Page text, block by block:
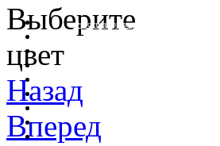
очистить фильтр цвета
Выберите
цвет
Назад
Вперед